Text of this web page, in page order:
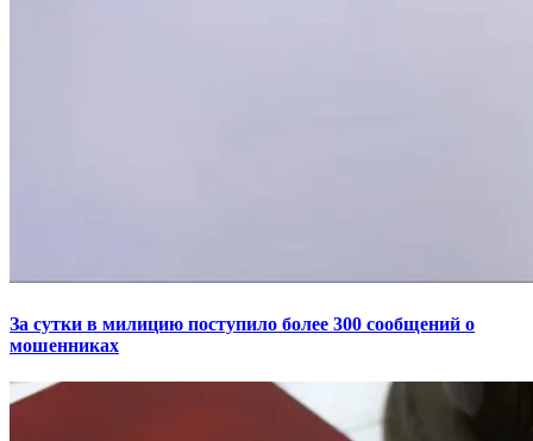
За сутки в милицию поступило более 300 сообщений о
мошенниках